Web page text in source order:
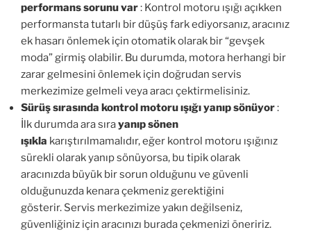
performans sorunu var: Kontrol motoru ışığı açıkken
performansta tutarlı bir düşüş fark ediyorsanız, aracınız
ek hasarı önlemek için otomatik olarak bir “gevşek
moda” girmiş olabilir. Bu durumda, motora herhangi bir
zarar gelmesini önlemek için doğrudan servis
merkezimize gelmeli veya aracı çektirmelisiniz.
Sürüş sırasında kontrol motoru ışığı yanıp sönüyor:
İlk durumda ara sırayanıp sönen
ışıkla karıştırılmamalıdır, eğer kontrol motoru ışığınız
sürekli olarak yanıp sönüyorsa, bu tipik olarak
aracınızda büyük bir sorun olduğunu ve güvenli
olduğunuzda kenara çekmeniz gerektiğini
gösterir. Servis merkezimize yakın değilseniz,
güvenliğiniz için aracınızı burada çekmenizi öneririz.